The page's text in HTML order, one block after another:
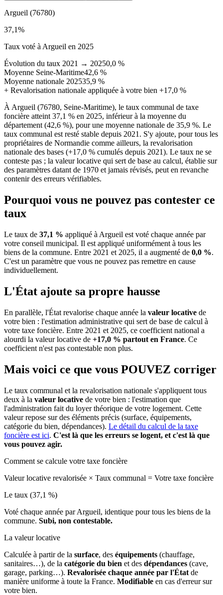
Argueil (76780)
37,1%
Taux voté à Argueil en 2025
Évolution du taux 2021 → 20250,0 %
Moyenne Seine-Maritime42,6 %
Moyenne nationale 202535,9 %
+ Revalorisation nationale appliquée à votre bien +17,0 %
À Argueil (76780, Seine-Maritime), le taux communal de taxe
foncière atteint 37,1 % en 2025, inférieur à la moyenne du
département (42,6 %), pour une moyenne nationale de 35,9 %. Le
taux communal est resté stable depuis 2021. S'y ajoute, pour tous les
propriétaires de Normandie comme ailleurs, la revalorisation
nationale des bases (+17,0 % cumulés depuis 2021). Le taux ne se
conteste pas ; la valeur locative qui sert de base au calcul, établie sur
des paramètres datant de 1970 et jamais révisés, peut en revanche
contenir des erreurs vérifiables.
Pourquoi vous ne pouvez pas contester ce
taux
Le taux de 37,1 % appliqué à Argueil est voté chaque année par
votre conseil municipal. Il est appliqué uniformément à tous les
biens de la commune. Entre 2021 et 2025, il a augmenté de 0,0 %.
C'est un paramètre que vous ne pouvez pas remettre en cause
individuellement.
L'État ajoute sa propre hausse
En parallèle, l'État revalorise chaque année la valeur locative de
votre bien : l'estimation administrative qui sert de base de calcul à
votre taxe foncière. Entre 2021 et 2025, ce coefficient national a
alourdi la valeur locative de +17,0 % partout en France. Ce
coefficient n'est pas contestable non plus.
Mais voici ce que vous POUVEZ corriger
Le taux communal et la revalorisation nationale s'appliquent tous
deux à la valeur locative de votre bien : l'estimation que
l'administration fait du loyer théorique de votre logement. Cette
valeur repose sur des éléments précis (surface, équipements,
catégorie du bien, dépendances). Le détail du calcul de la taxe
foncière est ici. C'est là que les erreurs se logent, et c'est là que
vous pouvez agir.
Comment se calcule votre taxe foncière
Valeur locative revalorisée × Taux communal = Votre taxe foncière
Le taux (37,1 %)
Voté chaque année par Argueil, identique pour tous les biens de la
commune. Subi, non contestable.
La valeur locative
Calculée à partir de la surface, des équipements (chauffage,
sanitaires…), de la catégorie du bien et des dépendances (cave,
garage, parking…). Revalorisée chaque année par l'État de
manière uniforme à toute la France. Modifiable en cas d'erreur sur
votre bien.